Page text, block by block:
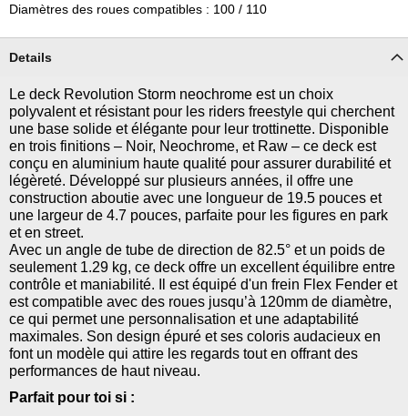
Diamètres des roues compatibles : 100 / 110
Details
Le deck Revolution Storm neochrome est un choix
polyvalent et résistant pour les riders freestyle qui cherchent
une base solide et élégante pour leur trottinette. Disponible
en trois finitions – Noir, Neochrome, et Raw – ce deck est
conçu en aluminium haute qualité pour assurer durabilité et
légèreté. Développé sur plusieurs années, il offre une
construction aboutie avec une longueur de 19.5 pouces et
une largeur de 4.7 pouces, parfaite pour les figures en park
et en street.
Avec un angle de tube de direction de 82.5° et un poids de
seulement 1.29 kg, ce deck offre un excellent équilibre entre
contrôle et maniabilité. Il est équipé d'un frein Flex Fender et
est compatible avec des roues jusqu’à 120mm de diamètre,
ce qui permet une personnalisation et une adaptabilité
maximales. Son design épuré et ses coloris audacieux en
font un modèle qui attire les regards tout en offrant des
performances de haut niveau.
Parfait pour toi si :